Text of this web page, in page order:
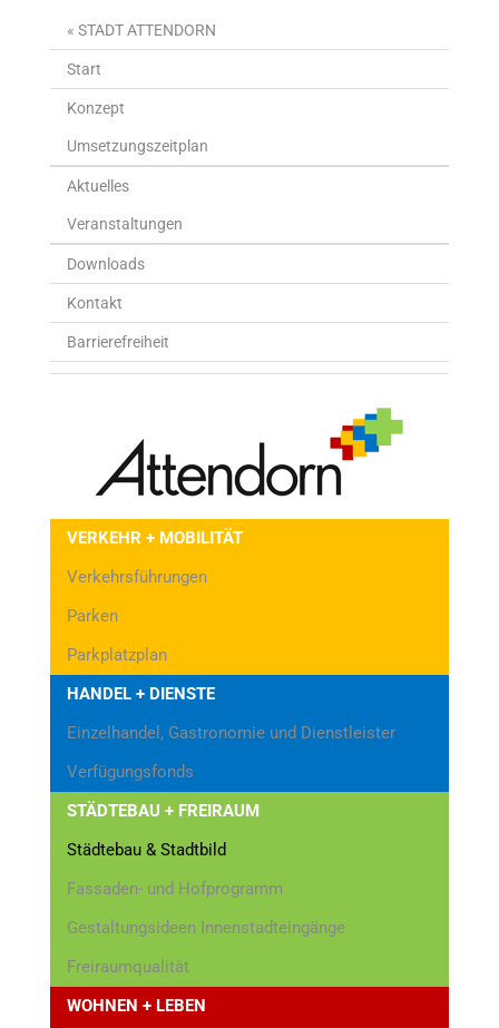
« STADT ATTENDORN
Start
Konzept
Umsetzungszeitplan
Aktuelles
Veranstaltungen
Downloads
Kontakt
Barrierefreiheit
VERKEHR + MOBILITÄT
Verkehrsführungen
Parken
Parkplatzplan
HANDEL + DIENSTE
Einzelhandel, Gastronomie und Dienstleister
Verfügungsfonds
STÄDTEBAU + FREIRAUM
Städtebau & Stadtbild
Fassaden- und Hofprogramm
Gestaltungsideen Innenstadteingänge
Freiraumqualität
WOHNEN + LEBEN